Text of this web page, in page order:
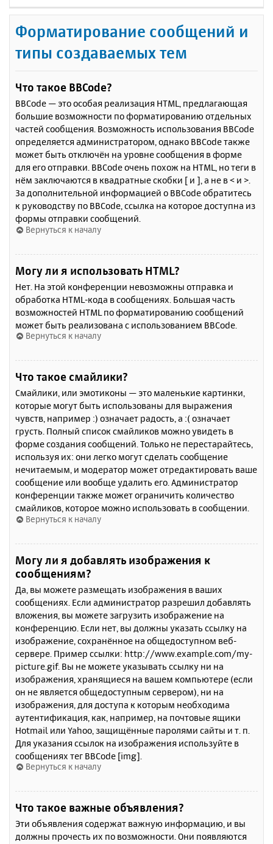
Форматирование сообщений и
типы создаваемых тем
Что такое BBCode?
BBCode — это особая реализация HTML, предлагающая
большие возможности по форматированию отдельных
частей сообщения. Возможность использования BBCode
определяется администратором, однако BBCode также
может быть отключён на уровне сообщения в форме
для его отправки. BBCode очень похож на HTML, но теги в
нём заключаются в квадратные скобки [ и ], а не в < и >.
За дополнительной информацией о BBCode обратитесь
к руководству по BBCode, ссылка на которое доступна из
формы отправки сообщений.
Вернуться к началу
Могу ли я использовать HTML?
Нет. На этой конференции невозможны отправка и
обработка HTML-кода в сообщениях. Большая часть
возможностей HTML по форматированию сообщений
может быть реализована с использованием BBCode.
Вернуться к началу
Что такое смайлики?
Смайлики, или эмотиконы — это маленькие картинки,
которые могут быть использованы для выражения
чувств, например :) означает радость, а :( означает
грусть. Полный список смайликов можно увидеть в
форме создания сообщений. Только не перестарайтесь,
используя их: они легко могут сделать сообщение
нечитаемым, и модератор может отредактировать ваше
сообщение или вообще удалить его. Администратор
конференции также может ограничить количество
смайликов, которое можно использовать в сообщении.
Вернуться к началу
Могу ли я добавлять изображения к
сообщениям?
Да, вы можете размещать изображения в ваших
сообщениях. Если администратор разрешил добавлять
вложения, вы можете загрузить изображение на
конференцию. Если нет, вы должны указать ссылку на
изображение, сохранённое на общедоступном веб-
сервере. Пример ссылки: http://www.example.com/my-
picture.gif. Вы не можете указывать ссылку ни на
изображения, хранящиеся на вашем компьютере (если
он не является общедоступным сервером), ни на
изображения, для доступа к которым необходима
аутентификация, как, например, на почтовые ящики
Hotmail или Yahoo, защищённые паролями сайты и т. п.
Для указания ссылок на изображения используйте в
сообщениях тег BBCode [img].
Вернуться к началу
Что такое важные объявления?
Эти объявления содержат важную информацию, и вы
должны прочесть их по возможности. Они появляются